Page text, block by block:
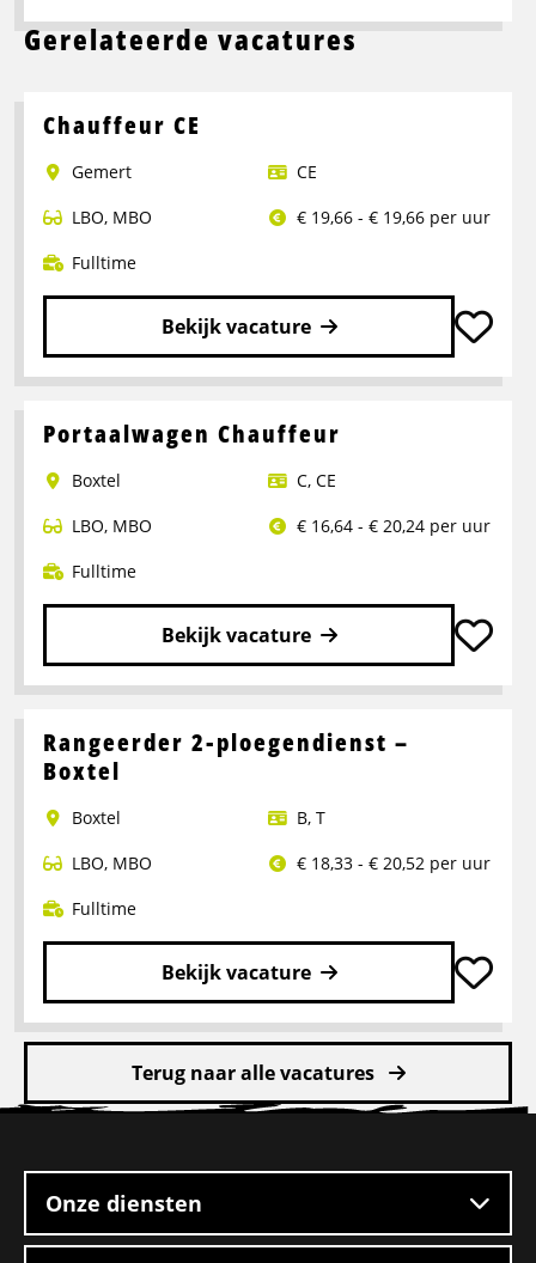
Gerelateerde vacatures
Chauffeur CE
Gemert
CE
LBO, MBO
€ 19,66 - € 19,66 per uur
Fulltime
Bekijk vacature
Lees
over
CE
Portaalwagen Chauffeur
Boxtel C, CE
LBO, MBO
€ 16,64 - € 20,24 per uur
Fulltime
Bekijk vacature
Lees
over
Portaalwagen
Rangeerder 2-ploegendienst –
Boxtel
Boxtel B, T
LBO, MBO
€ 18,33 - € 20,52 per uur
Fulltime
Bekijk vacature
Lees
meer
Rangeerder
Boxtel
Terug naar alle vacatures
footer
Onze diensten